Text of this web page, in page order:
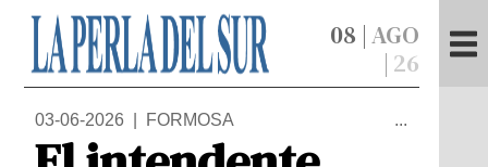
08 | AGO
| 26
03-06-2026 | FORMOSA ...